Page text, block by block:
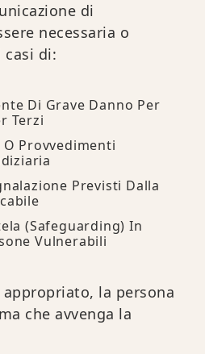
di
necessaria o
di:
Di Grave Danno Per
Terzi
Provvedimenti
Previsti Dalla
(safeguarding) In
Vulnerabili
la persona
che avvenga la